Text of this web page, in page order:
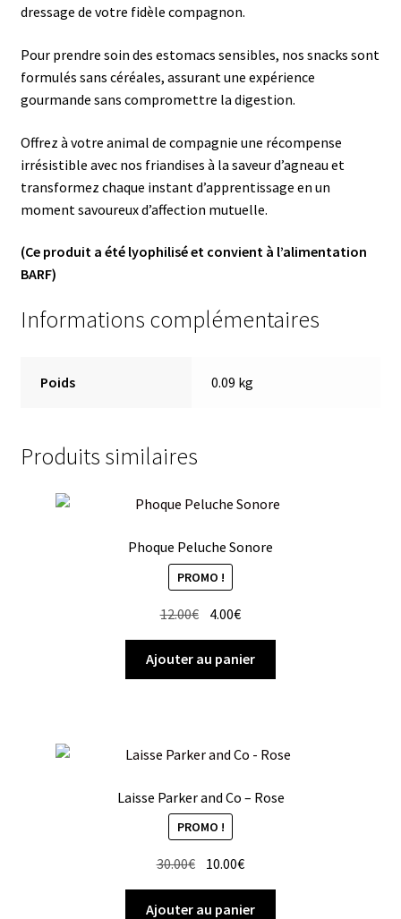
dressage de votre fidèle compagnon.
Pour prendre soin des estomacs sensibles, nos snacks sont
formulés sans céréales, assurant une expérience
gourmande sans compromettre la digestion.
Offrez à votre animal de compagnie une récompense
irrésistible avec nos friandises à la saveur d’agneau et
transformez chaque instant d’apprentissage en un
moment savoureux d’affection mutuelle.
(Ce produit a été lyophilisé et convient à l’alimentation
BARF)
Informations complémentaires
Poids 0.09 kg
Produits similaires
Phoque Peluche Sonore
PROMO !
12.00€ Le
initial
était :
4.00€Le
actuel
est :
Ajouter au panier
Laisse Parker and Co – Rose
PROMO !
30.00€ Le
prix
initial
10.00€Le
prix
actuel
Ajouter au panier